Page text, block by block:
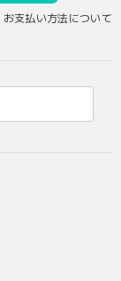
お支払い方法について